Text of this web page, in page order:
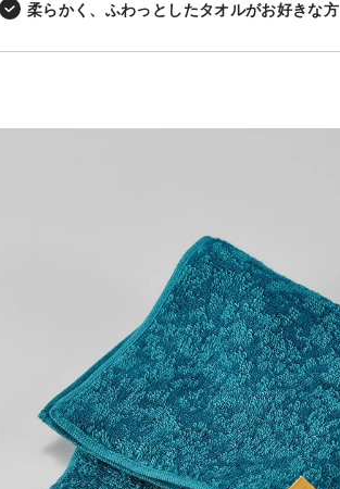
柔らかく、ふわっとしたタオルがお好きな方